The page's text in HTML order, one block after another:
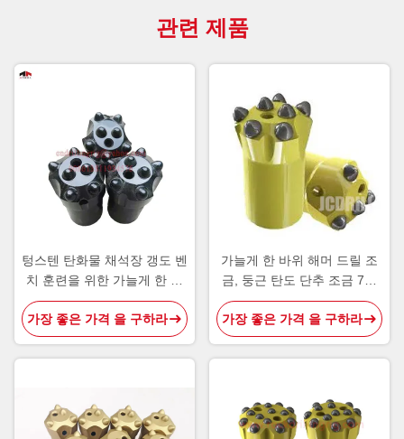
관련 제품
텅스텐 탄화물 채석장 갱도 벤
치 훈련을 위한 가늘게 한 단
추 드릴용 날
가장 좋은 가격 을 구하라
가늘게 한 바위 해머 드릴 조
금, 둥근 탄도 단추 조금 7개
도
가장 좋은 가격 을 구하라